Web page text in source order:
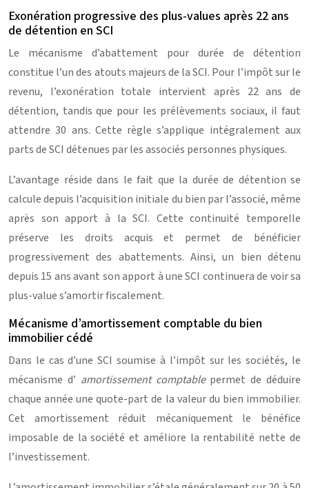
Exonération progressive des plus-values après 22 ans
de détention en SCI
Le mécanisme d’abattement pour durée de détention
constitue l’un des atouts majeurs de la SCI. Pour l’impôt sur le
revenu, l’exonération totale intervient après 22 ans de
détention, tandis que pour les prélèvements sociaux, il faut
attendre 30 ans. Cette règle s’applique intégralement aux
parts de SCI détenues par les associés personnes physiques.
L’avantage réside dans le fait que la durée de détention se
calcule depuis l’acquisition initiale du bien par l’associé, même
après son apport à la SCI. Cette continuité temporelle
préserve les droits acquis et permet de bénéficier
progressivement des abattements. Ainsi, un bien détenu
depuis 15 ans avant son apport à une SCI continuera de voir sa
plus-value s’amortir fiscalement.
Mécanisme d’amortissement comptable du bien
immobilier cédé
Dans le cas d’une SCI soumise à l’impôt sur les sociétés, le
mécanisme d’ amortissement comptable permet de déduire
chaque année une quote-part de la valeur du bien immobilier.
Cet amortissement réduit mécaniquement le bénéfice
imposable de la société et améliore la rentabilité nette de
l’investissement.